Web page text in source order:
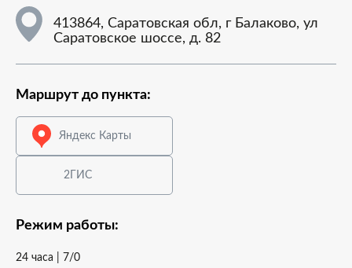
413864, Саратовская обл, г Балаково, ул
Саратовское шоссе, д. 82
Маршрут до пункта:
Яндекс Карты
2ГИС
Режим работы:
24 часа | 7/0